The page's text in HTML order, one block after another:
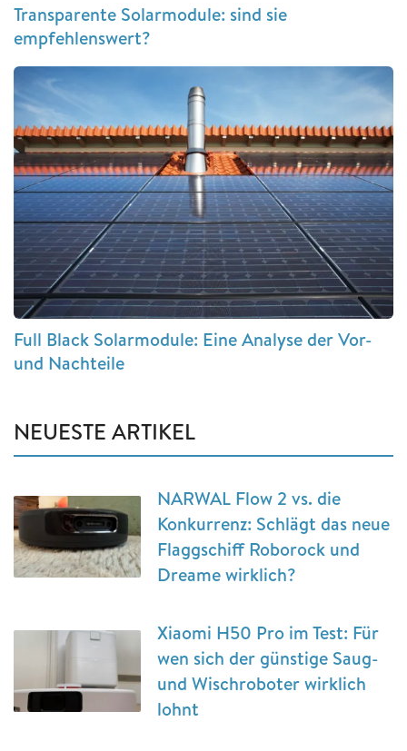
Transparente Solarmodule: sind sie
empfehlenswert?
Full Black Solarmodule: Eine Analyse der Vor-
und Nachteile
NEUESTE ARTIKEL
NARWAL Flow 2 vs. die
Konkurrenz: Schlägt das neue
Flaggschiff Roborock und
Dreame wirklich?
Xiaomi H50 Pro im Test: Für
wen sich der günstige Saug-
und Wischroboter wirklich
lohnt